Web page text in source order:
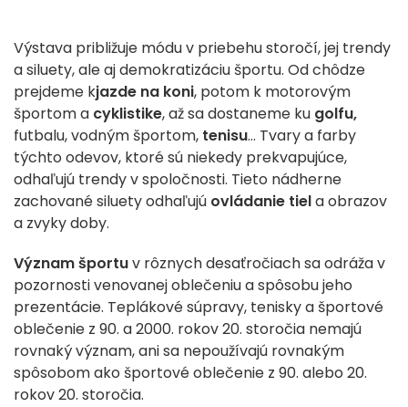
Výstava približuje módu v priebehu storočí, jej trendy
a siluety, ale aj demokratizáciu športu. Od chôdze
prejdeme kjazde na koni, potom k motorovým
športom a cyklistike, až sa dostaneme ku golfu,
futbalu, vodným športom, tenisu... Tvary a farby
týchto odevov, ktoré sú niekedy prekvapujúce,
odhaľujú trendy v spoločnosti. Tieto nádherne
zachované siluety odhaľujú ovládanie tiela obrazov
a zvyky doby.
Význam športuv rôznych desaťročiach sa odráža v
pozornosti venovanej oblečeniu a spôsobu jeho
prezentácie. Teplákové súpravy, tenisky a športové
oblečenie z 90. a 2000. rokov 20. storočia nemajú
rovnaký význam, ani sa nepoužívajú rovnakým
spôsobom ako športové oblečenie z 90. alebo 20.
rokov 20. storočia.